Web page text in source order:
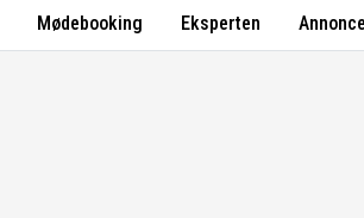
Mødebooking Eksperten